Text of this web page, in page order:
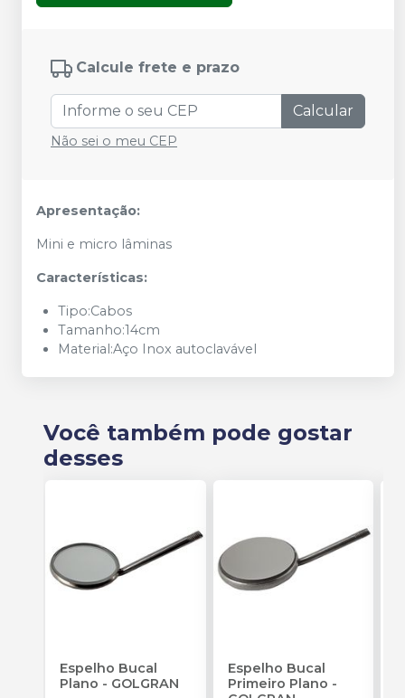
Calcule frete e prazo
Calcular
Não sei o meu CEP
Apresentação:
Mini e micro lâminas
Características:
Tipo:Cabos
Tamanho:14cm
Material:Aço Inox autoclavável
Você também pode gostar
desses
Espelho Bucal
Plano - GOLGRAN
Espelho Bucal
Primeiro Plano -